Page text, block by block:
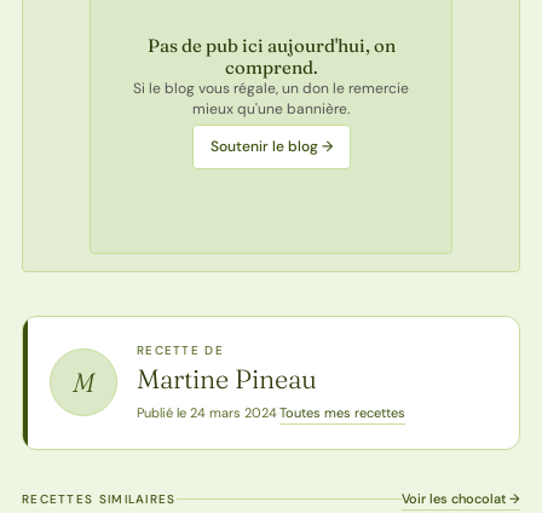
Pas de pub ici aujourd'hui, on
comprend.
Si le blog vous régale, un don le remercie
mieux qu'une bannière.
Soutenir le blog →
M
RECETTE DE
Martine Pineau
Publié le 24 mars 2024·Toutes mes recettes
RECETTES SIMILAIRES Voir les chocolat →